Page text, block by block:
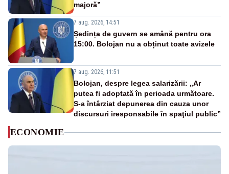
majoră”
7 aug. 2026, 14:51
Ședința de guvern se amână pentru ora
15:00. Bolojan nu a obținut toate avizele
7 aug. 2026, 11:51
Bolojan, despre legea salarizării: „Ar
putea fi adoptată în perioada următoare.
S-a întârziat depunerea din cauza unor
discursuri iresponsabile în spaţiul public”
ECONOMIE